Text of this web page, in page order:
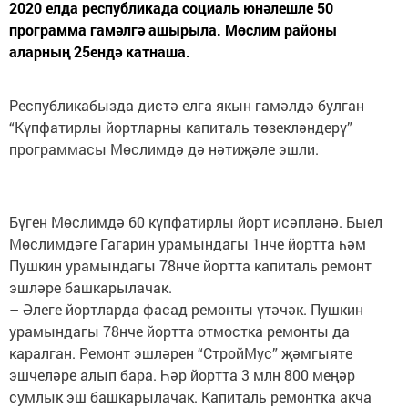
2020 елда республикада социаль юнәлешле 50
программа гамәлгә ашырыла. Мөслим районы
аларның 25ендә катнаша.
Республикабызда дистә елга якын гамәлдә булган
“Күпфатирлы йортларны капиталь төзекләндерү”
программасы Мөслимдә дә нәтиҗәле эшли.
Бүген Мөслимдә 60 күпфатирлы йорт исәпләнә. Быел
Мөслимдәге Гагарин урамындагы 1нче йортта һәм
Пушкин урамындагы 78нче йортта капиталь ремонт
эшләре башкарылачак.
– Әлеге йортларда фасад ремонты үтәчәк. Пушкин
урамындагы 78нче йортта отмостка ремонты да
каралган. Ремонт эшләрен “СтройМус” җәмгыяте
эшчеләре алып бара. Һәр йортта 3 млн 800 меңәр
сумлык эш башкарылачак. Капиталь ремонтка акча